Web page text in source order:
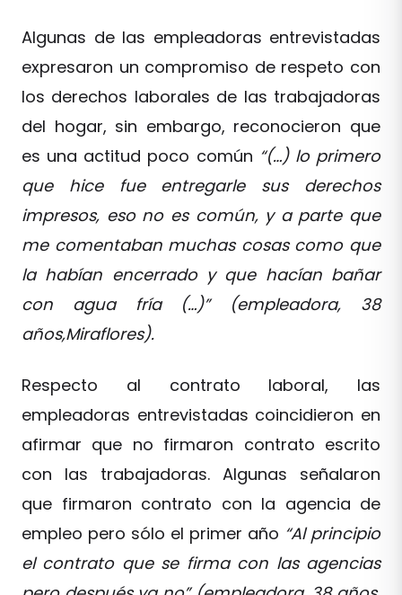
Algunas de las empleadoras entrevistadas
expresaron un compromiso de respeto con
los derechos laborales de las trabajadoras
del hogar, sin embargo, reconocieron que
es una actitud poco común “(…) lo primero
que hice fue entregarle sus derechos
impresos, eso no es común, y a parte que
me comentaban muchas cosas como que
la habían encerrado y que hacían bañar
con agua fría (…)” (empleadora, 38
años,Miraflores).
Respecto al contrato laboral, las
empleadoras entrevistadas coincidieron en
afirmar que no firmaron contrato escrito
con las trabajadoras. Algunas señalaron
que firmaron contrato con la agencia de
empleo pero sólo el primer año “Al principio
el contrato que se firma con las agencias